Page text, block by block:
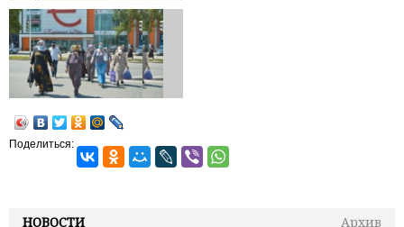
НОВОСТИ
Архив
Поделиться: